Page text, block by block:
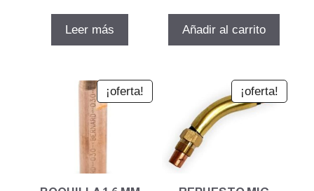
$33.373.
Leer más
era:
$33.373.$28.368.
Añadir al carrito
¡oferta! ¡oferta!